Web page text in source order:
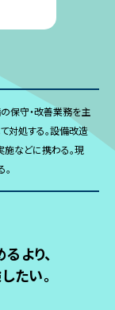
保守・改善業務を主
対処する。設備改造
施などに携わる。現
より、
たい。